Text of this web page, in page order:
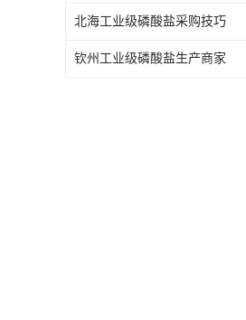
北海工业级磷酸盐采购技巧
钦州工业级磷酸盐生产商家